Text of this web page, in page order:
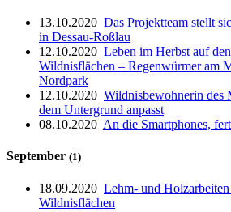
13.10.2020 Das Projektteam stellt
in Dessau-Roßlau
12.10.2020 Leben im Herbst auf
Wildnisflächen – Regenwürmer am
Nordpark
12.10.2020 Wildnisbewohnerin des
dem Untergrund anpasst
08.10.2020 An die Smartphones,
September (1)
18.09.2020 Lehm- und
Wildnisflächen